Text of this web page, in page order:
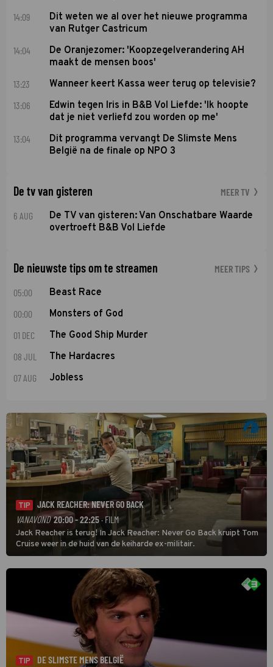
14:09
Dit weten we al over het nieuwe programma
van Rutger Castricum
14:04
De Oranjezomer: 'Koopzegelverandering AH
maakt de mensen boos'
13:23 Wanneer keert Kassa weer terug op televisie?
13:06
Edwin tegen Iris in B&B Vol Liefde: 'Ik hoopte
dat je niet verliefd zou worden op me'
13:04
Dit programma vervangt De Slimste Mens
België na de finale op NPO 3
De tv van gisteren MEER TV
6 AUG
De TV van gisteren: Van Onschatbare Waarde
overtroeft B&B Vol Liefde
De nieuwste tips om te streamen MEER TIPS
05:00 Beast Race
00:00 Monsters of God
01 DEC The Good Ship Murder
08 JUL The Hardacres
07 AUG Jobless
TIP
JACK REACHER: NEVER GO BACK
VANAVOND 20:00 - 22:25 · FILM
Jack Reacher is terug! In Jack Reacher: Never Go Back kruipt Tom
Cruise weer in de huid van de keiharde ex-militair.
TIP
DE SLIMSTE MENS BELGIË